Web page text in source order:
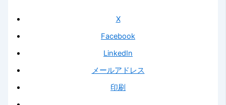
X
Facebook
LinkedIn
メールアドレス
印刷